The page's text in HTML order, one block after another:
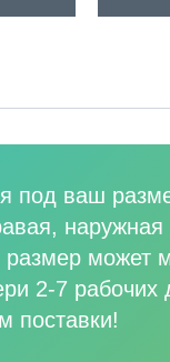
под ваш
может
2-7
поставки!